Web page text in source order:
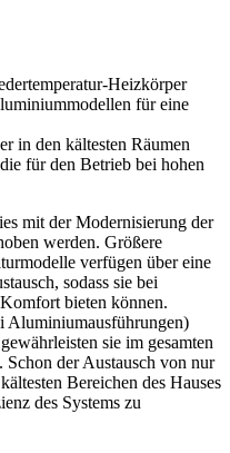
Heizkörper
für eine
in den kältesten Räumen
für den Betrieb bei hohen
mit der Modernisierung der
werden. Größere
verfügen über eine
sodass sie bei
bieten können.
Aluminiumausführungen)
sie im gesamten
der Austausch von nur
Bereichen des Hauses
des Systems zu